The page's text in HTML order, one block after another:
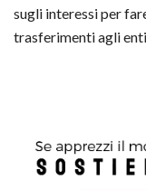
sugli interessi per
trasferimenti agli